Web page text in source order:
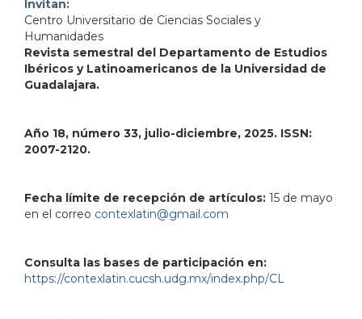
Invitan
Centro Universitario de Ciencias Sociales y
Humanidades
Revista semestral del Departamento de Estudios
Ibéricos y Latinoamericanos de la Universidad de
Guadalajara.
Año 18, número 33, julio-diciembre, 2025. ISSN:
2007-2120.
Fecha límite de recepción de artículos: 15 de mayo
en el correo contexlatin@gmail.com
Consulta las bases de participación en:
https://contexlatin.cucsh.udg.mx/index.php/CL